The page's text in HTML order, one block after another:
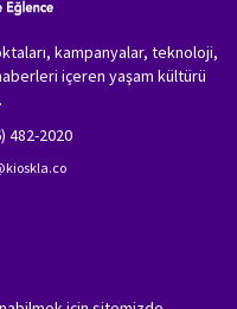
kampanyalar, teknoloji,
içeren yaşam kültürü
482-2020